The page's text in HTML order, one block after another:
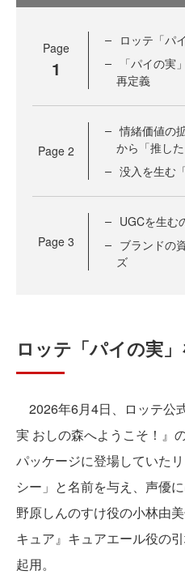
Page
1
ロッテ「パ
「パイの実
再定義
Page 2
情緒価値の
から「推し
没入を生む
Page 3
UGCを生む
ブランドの
ズ
ロッテ「パイの実
2026年6月4日、ロッテ公
実 おしの森へようこそ！』
パッケージに登場していた
シー」と名前を与え、声優
野原しんのすけ役の小林由
キュア』キュアエール役の
起用。